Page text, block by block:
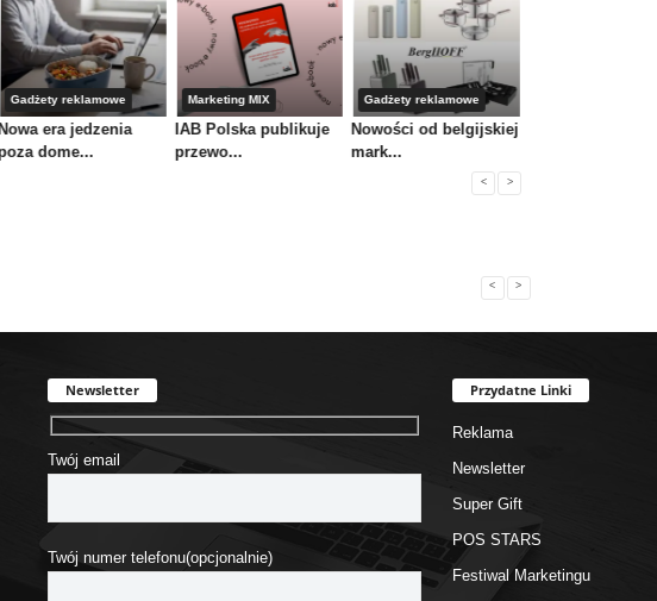
Gadżety reklamowe
Nowa era jedzenia
dome...
Marketing MIX
IAB Polska publikuje
przewo...
Gadżety reklamowe
Nowości od belgijskiej
mark...
< >
< >
Newsletter
Twój email
Twój numer telefonu(opcjonalnie)
Przydatne Linki
Reklama
Newsletter
Super Gift
POS STARS
Festiwal Marketingu